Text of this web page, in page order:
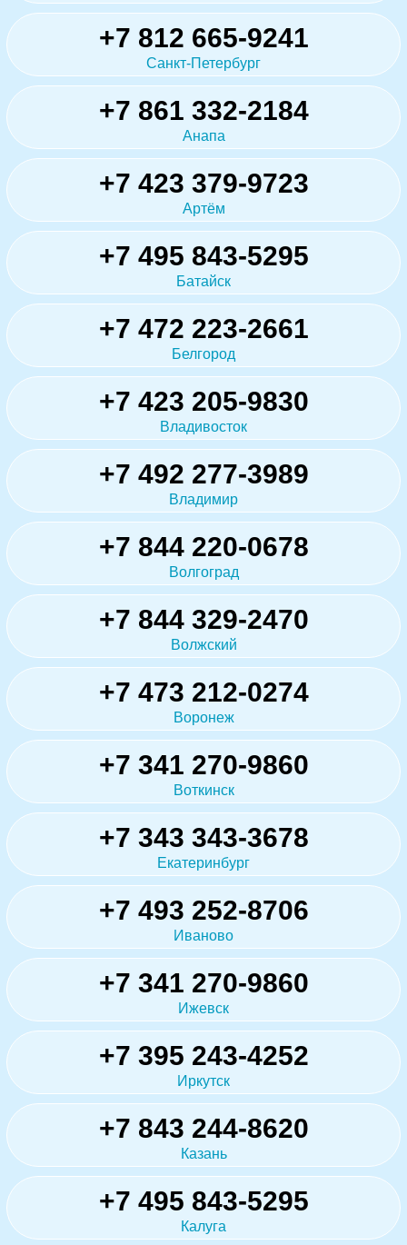
+7 812 665-9241
Санкт-Петербург
+7 861 332-2184
Анапа
+7 423 379-9723
Артём
+7 495 843-5295
Батайск
+7 472 223-2661
Белгород
+7 423 205-9830
Владивосток
+7 492 277-3989
Владимир
+7 844 220-0678
Волгоград
+7 844 329-2470
Волжский
+7 473 212-0274
Воронеж
+7 341 270-9860
Воткинск
+7 343 343-3678
Екатеринбург
+7 493 252-8706
Иваново
+7 341 270-9860
Ижевск
+7 395 243-4252
Иркутск
+7 843 244-8620
Казань
+7 495 843-5295
Калуга